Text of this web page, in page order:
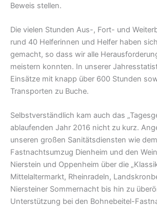
Beweis stellen.
Die vielen Stunden Aus-, Fort- und
rund 40 Helferinnen und Helfer haben
gemacht, so dass wir alle
meistern konnten. In unserer
Einsätze mit knapp über 600 Stunden
Transporten zu Buche.
Selbstverständlich kam auch das
ablaufenden Jahr 2016 nicht zu kurz.
unseren großen Sanitätsdiensten wie dem
Fastnachtsumzug Dienheim und den
Nierstein und Oppenheim über die
Mittelaltermarkt, Rheinradeln,
Niersteiner Sommernacht bis hin zu
Unterstützung bei den Bohnebeitel-